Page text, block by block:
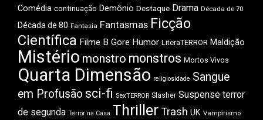
Comédia continuação Demônio Destaque Drama Década de 70
Década de 80 Fantasia Fantasmas Ficção
Científica Filme B Gore Humor LiteraTERROR Maldição
Mistério monstro monstros Mortos Vivos
Quarta Dimensão religiosidade Sangue
em Profusão sci-fi SexTERROR Slasher Suspense terror
de segunda Terror na Casa ThrillerTrash UK Vampirismo